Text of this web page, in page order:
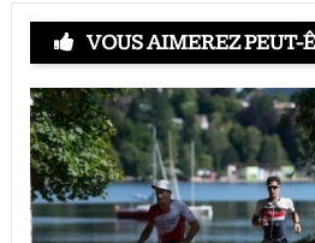
VOUS AIMEREZ PEUT-